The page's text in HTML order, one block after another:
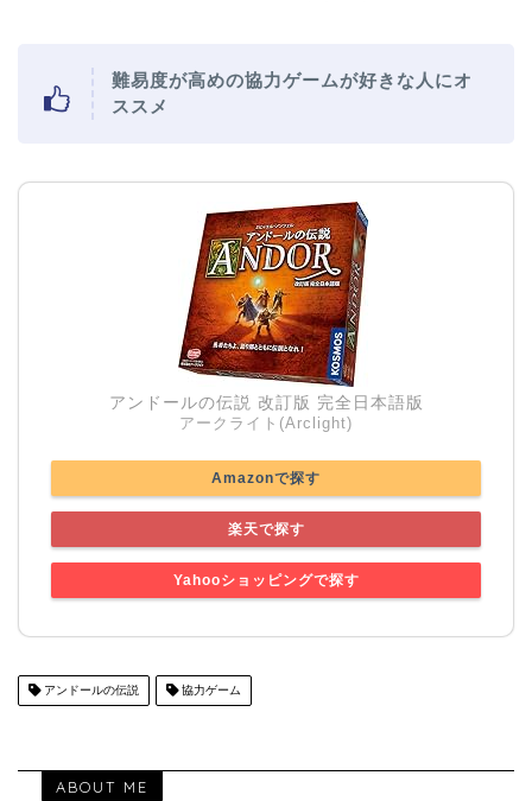
難易度が高めの協力ゲームが好きな人にオ
ススメ
アンドールの伝説 改訂版 完全日本語版
アークライト(Arclight)
Amazonで探す
楽天で探す
Yahooショッピングで探す
アンドールの伝説 協力ゲーム
ABOUT ME